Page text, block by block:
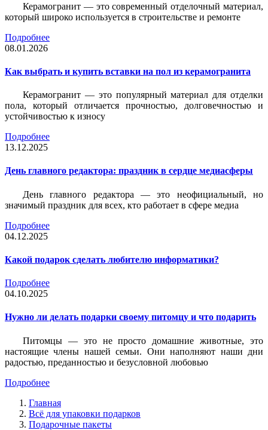
Керамогранит — это современный отделочный материал,
который широко используется в строительстве и ремонте
Подробнее
08.01.2026
Как выбрать и купить вставки на пол из керамогранита
Керамогранит — это популярный материал для отделки
пола, который отличается прочностью, долговечностью и
устойчивостью к износу
Подробнее
13.12.2025
День главного редактора: праздник в сердце медиасферы
День главного редактора — это неофициальный, но
значимый праздник для всех, кто работает в сфере медиа
Подробнее
04.12.2025
Какой подарок сделать любителю информатики?
Подробнее
04.10.2025
Нужно ли делать подарки своему питомцу и что подарить
Питомцы — это не просто домашние животные, это
настоящие члены нашей семьи. Они наполняют наши дни
радостью, преданностью и безусловной любовью
Подробнее
Главная
Всё для упаковки подарков
Подарочные пакеты